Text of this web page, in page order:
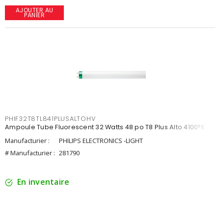
AJOUTER AU
PANIER
PHIF32T8TL841PLUSALTOHV
Ampoule Tube Fluorescent 32 Watts 48 po T8 Plus Alto 4100°K
Manufacturier :
PHILIPS ELECTRONICS -LIGHT
# Manufacturier : 281790
En inventaire